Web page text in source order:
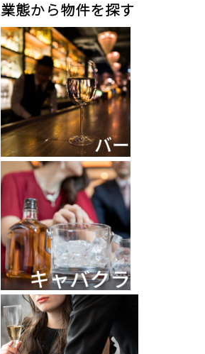
業態から物件を探す